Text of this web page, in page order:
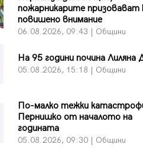
пожарникарите призовават
повишено внимание
06.08.2026, 09:43 | Общини
На 95 години почина Лиляна
05.08.2026, 15:18 | Общини
По-малко тежки
Пернишко от началото на
годината
05.08.2026, 09:30 | Общини